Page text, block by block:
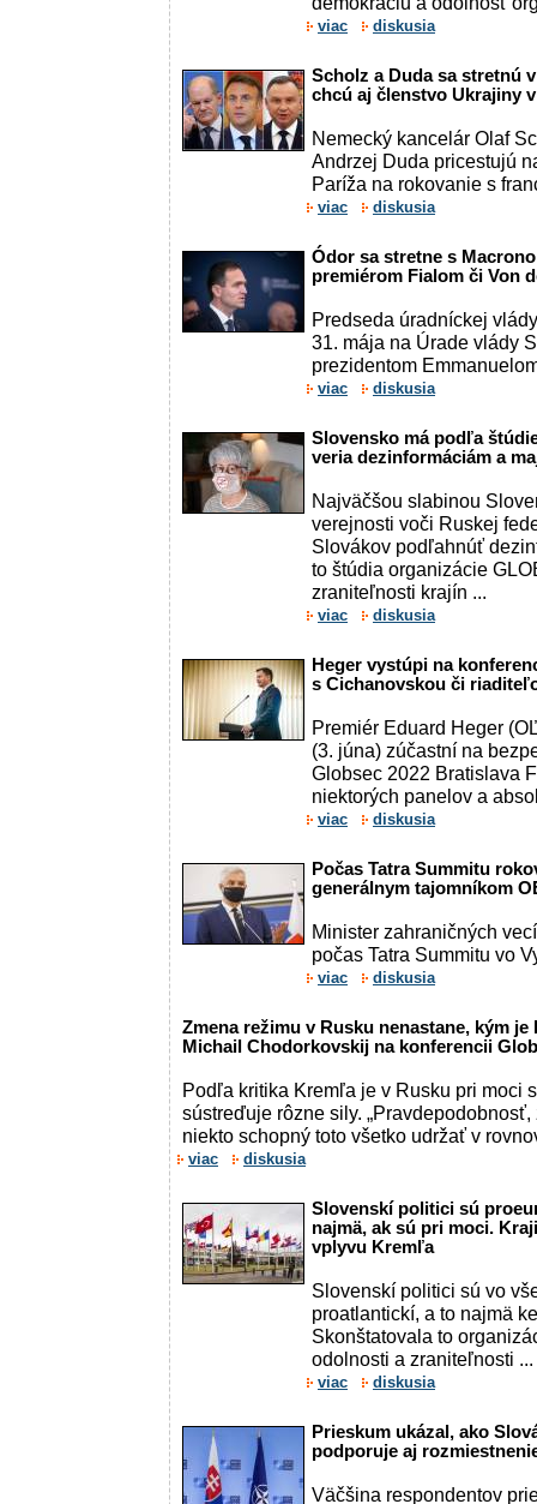
viac diskusia
Scholz a Duda sa stretnú
chcú aj členstvo Ukrajiny
Nemecký kancelár Olaf
Andrzej Duda pricestujú
Paríža na rokovanie s
viac diskusia
Ódor sa stretne s
premiérom Fialom či Von
Predseda úradníckej
31. mája na Úrade vlády
prezidentom
viac diskusia
Slovensko má podľa
veria dezinformáciám a
Najväčšou slabinou
verejnosti voči Ruskej
Slovákov podľahnúť
to štúdia organizácie
zraniteľnosti krajín ...
viac diskusia
Heger vystúpi na
s Cichanovskou či
Premiér Eduard Heger
(3. júna) zúčastní na
Globsec 2022 Bratislava
niektorých panelov a
viac diskusia
Počas Tatra Summitu
generálnym tajomníkom
Minister zahraničných
počas Tatra Summitu vo
viac diskusia
Zmena režimu v Rusku nenastane, kým
Michail Chodorkovskij na konferencii
Podľa kritika Kremľa je v Rusku pri moci
sústreďuje rôzne sily.
niekto schopný toto všetko udržať v
viac diskusia
Slovenskí politici sú
najmä, ak sú pri moci.
vplyvu Kremľa
Slovenskí politici sú vo
proatlantickí, a to najmä
Skonštatovala to
odolnosti a zraniteľnosti ...
viac diskusia
Prieskum ukázal, ako
podporuje aj
Väčšina respondentov